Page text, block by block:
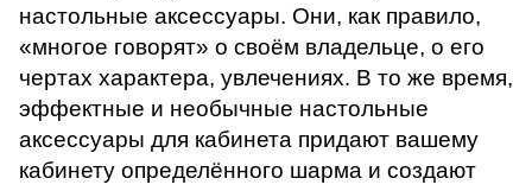
настольные аксессуары. Они, как правило,
«многое говорят» о своём владельце, о его
чертах характера, увлечениях. В то же время,
эффектные и необычные настольные
аксессуары для кабинета придают вашему
кабинету определённого шарма и создают